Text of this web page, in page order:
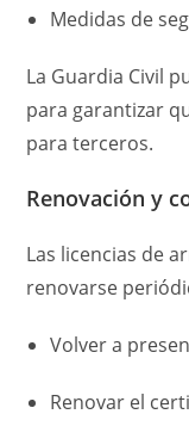
Medidas de
La Guardia Civil
para garantizar
para terceros.
Renovación y
Las licencias de
renovarse
Volver a
Renovar el